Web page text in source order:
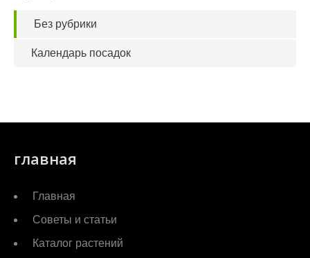
Без рубрики
Календарь посадок
главная
Главная
Советы и статьи
Каталог растений